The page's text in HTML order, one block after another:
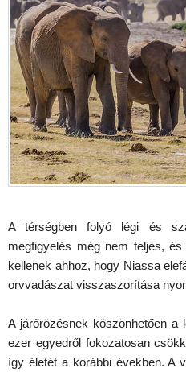
A térségben folyó légi és
megfigyelés még nem teljes,
kellenek ahhoz, hogy Niassa
orvvadászat visszaszorítása
A járőrözésnek köszönhetően
ezer egyedről fokozatosan
így életét a korábbi években. A